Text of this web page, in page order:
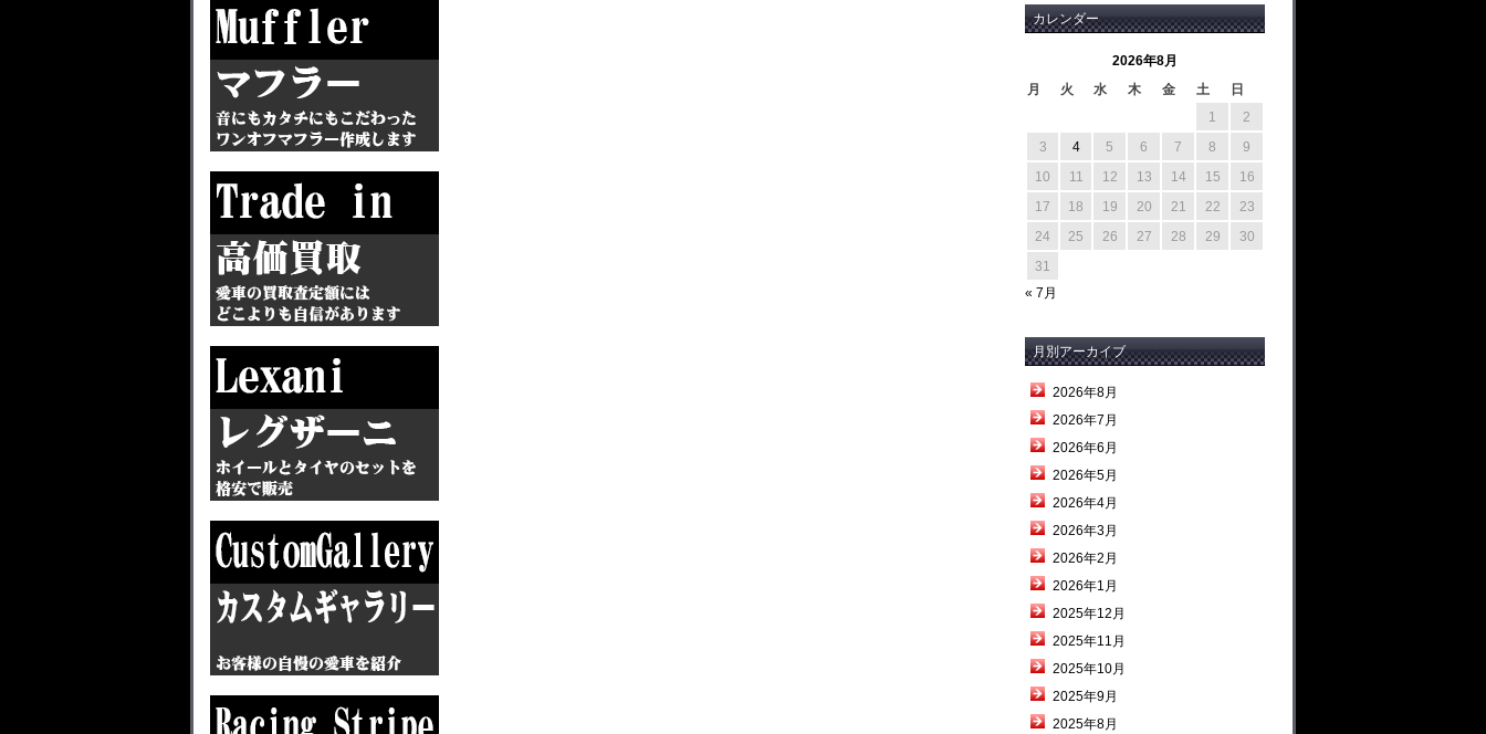
カレンダー
2026年8月
月
火 水 木 金 土
日
1
2
3
4 5 6 7 8
9
10
11 12 13 14 15
16
17
18 19 20 21 22
23
24
25 26 27 28 29
30
31
« 7月
月別アーカイブ
2026年8月
2026年7月
2026年6月
2026年5月
2026年4月
2026年3月
2026年2月
2026年1月
2025年12月
2025年11月
2025年10月
2025年9月
2025年8月